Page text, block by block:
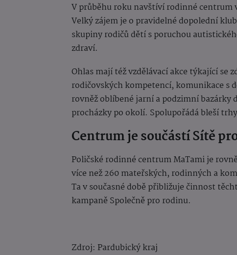
V průběhu roku navštíví rodinné centrum
Velký zájem je o pravidelné dopolední
skupiny rodičů dětí s poruchou
zdraví.
Ohlas mají též vzdělávací akce týkající se
rodičovských kompetencí, komunikace s
rovněž oblíbené jarní a podzimní
procházky po okolí. Spolupořádá bleší
Centrum je součástí Sítě
Poličské rodinné centrum MaTami je
více než 260 mateřských, rodinných a
Ta v současné době přibližuje činnost
kampaně Společně pro rodinu.
Zdroj: Pardubický kraj